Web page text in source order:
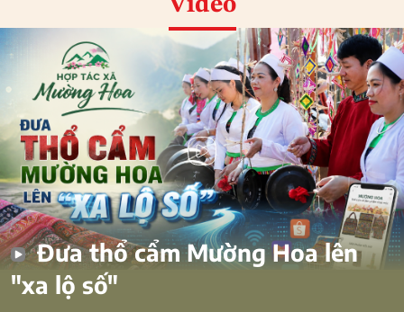
Video
Đưa thổ cẩm Mường Hoa lên
"xa lộ số"